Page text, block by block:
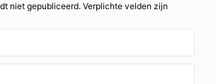
niet gepubliceerd. Verplichte velden zijn